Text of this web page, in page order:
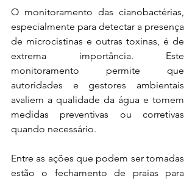
O monitoramento das cianobactérias,
especialmente para detectar a presença
de microcistinas e outras toxinas, é de
extrema importância. Este
monitoramento permite que
autoridades e gestores ambientais
avaliem a qualidade da água e tomem
medidas preventivas ou corretivas
quando necessário.
Entre as ações que podem ser tomadas
estão o fechamento de praias para